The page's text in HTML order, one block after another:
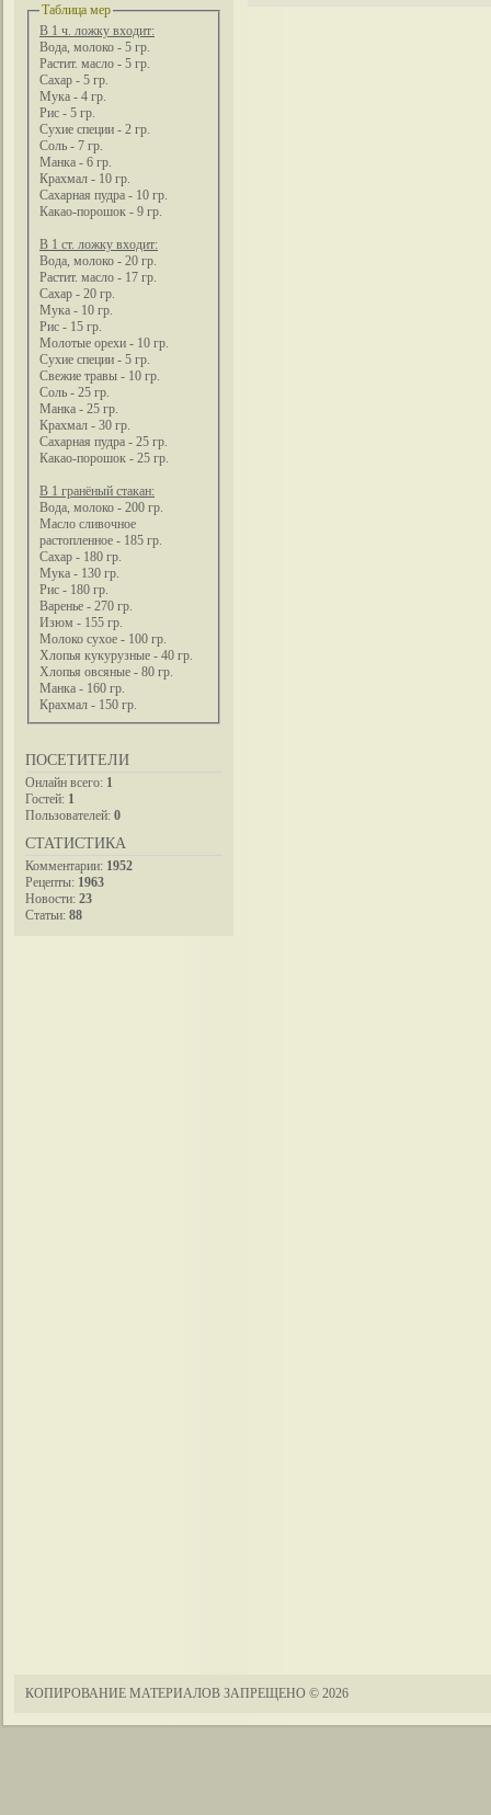
Таблица мер
В 1 ч. ложку входит:
Вода, молоко - 5 гр.
Растит. масло - 5 гр.
Сахар - 5 гр.
Мука - 4 гр.
Рис - 5 гр.
Сухие специи - 2 гр.
Соль - 7 гр.
Манка - 6 гр.
Крахмал - 10 гр.
Сахарная пудра - 10 гр.
Какао-порошок - 9 гр.
В 1 ст. ложку входит:
Вода, молоко - 20 гр.
Растит. масло - 17 гр.
Сахар - 20 гр.
Мука - 10 гр.
Рис - 15 гр.
Молотые орехи - 10 гр.
Сухие специи - 5 гр.
Свежие травы - 10 гр.
Соль - 25 гр.
Манка - 25 гр.
Крахмал - 30 гр.
Сахарная пудра - 25 гр.
Какао-порошок - 25 гр.
В 1 гранёный стакан:
Вода, молоко - 200 гр.
Масло сливочное
растопленное - 185 гр.
Сахар - 180 гр.
Мука - 130 гр.
Рис - 180 гр.
Варенье - 270 гр.
Изюм - 155 гр.
Молоко сухое - 100 гр.
Хлопья кукурузные - 40 гр.
Хлопья овсяные - 80 гр.
Манка - 160 гр.
Крахмал - 150 гр.
ПОСЕТИТЕЛИ
Онлайн всего: 1
Гостей: 1
Пользователей: 0
СТАТИСТИКА
Комментарии: 1952
Рецепты: 1963
Новости: 23
Статьи: 88
КОПИРОВАНИЕ МАТЕРИАЛОВ ЗАПРЕЩЕНО © 2026